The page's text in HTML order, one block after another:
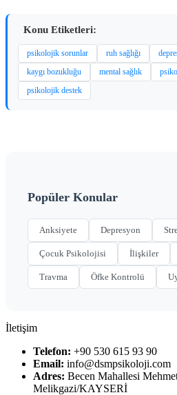
Konu Etiketleri:
psikolojik sorunlar ruh sağlığı
kaygı bozukluğu
mental sağlık
psikolojik destek
Popüler Konular
Anksiyete Depresyon
Çocuk Psikolojisi İlişkiler
Travma Öfke Kontrolü
İletişim
Telefon: +90 530 615 93 90
Email: info@dsmpsikoloji.com
Adres: Becen Mahallesi
Melikgazi/KAYSERİ